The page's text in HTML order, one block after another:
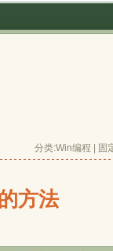
分类:Win编程 固
方法